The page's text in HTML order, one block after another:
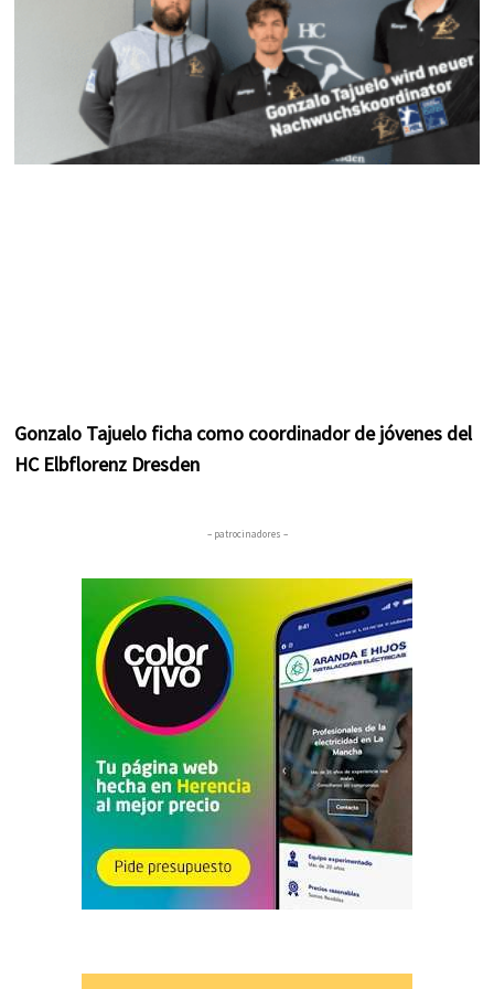
Gonzalo Tajuelo ficha como coordinador de jóvenes del
HC Elbflorenz Dresden
– patrocinadores –